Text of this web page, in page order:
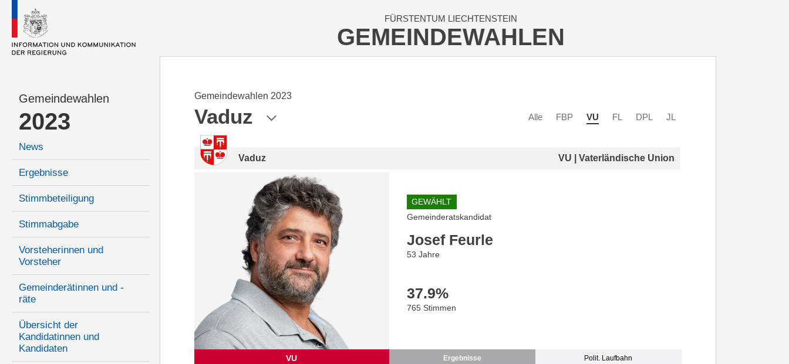
FÜRSTENTUM LIECHTENSTEIN
GEMEINDEWAHLEN
Gemeindewahlen
2023
News
Ergebnisse
Stimmbeteiligung
Stimmabgabe
Vorsteherinnen und
Vorsteher
Gemeinderätinnen und -
räte
Übersicht der
Kandidatinnen und
Kandidaten
Gemeindewahlen 2023
Vaduz Alle FBP VU FL DPL JL
Vaduz VU | Vaterländische Union
VU
GEWÄHLT
Gemeinderatskandidat
Josef Feurle
53 Jahre
37.9%
765 Stimmen
Ergebnisse Polit. Laufbahn